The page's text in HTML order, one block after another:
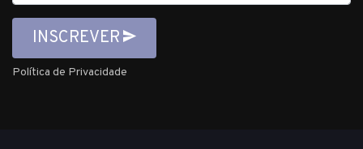
INSCREVER
Política de Privacidade